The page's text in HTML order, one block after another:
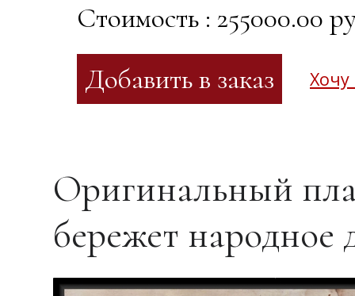
Стоимость : 255000.00
Хочу
Оригинальный
бережет